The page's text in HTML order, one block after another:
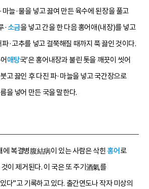
늘·물을 넣고 끓여 만든 육수에 된장을 풀고
· 소금을 넣고 간을 한 다음 홍어애(내장)를 넣고
·고추를 넣고 걸쭉해질 때까지 푹 끓인 것이다.
애탕국’은 홍어내장과 불린 톳을 깨끗이 씻어
고 끓인 후 다진 파·마늘을 넣고 국간장으로
을 넣어 만든 국을 말한다.
에 복결병腹結病이 있는 사람은 삭힌 홍어 로
이 제거된다. 이 국은 또 주기酒氣를
다”고 기록하고 있다. 출간연도나 작자 미상의